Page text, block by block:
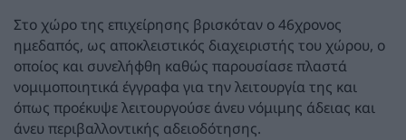
Στο χώρο της επιχείρησης βρισκόταν ο 46χρονος
ημεδαπός, ως αποκλειστικός διαχειριστής του χώρου, ο
οποίος και συνελήφθη καθώς παρουσίασε πλαστά
νομιμοποιητικά έγγραφα για την λειτουργία της και
όπως προέκυψε λειτουργούσε άνευ νόμιμης άδειας και
άνευ περιβαλλοντικής αδειοδότησης.